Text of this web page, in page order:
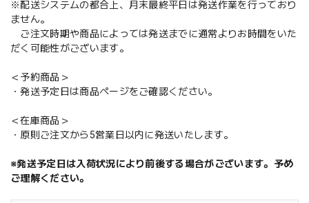
※配送システムの都合上、月末最終平日は発送作業を行っており
ません。
ご注文時期や商品によっては発送までに通常よりお時間をいた
だく可能性がございます。
＜予約商品＞
・発送予定日は商品ページをご確認ください。
＜在庫商品＞
・原則ご注文から5営業日以内に発送いたします。
※発送予定日は入荷状況により前後する場合がございます。予め
ご理解ください。